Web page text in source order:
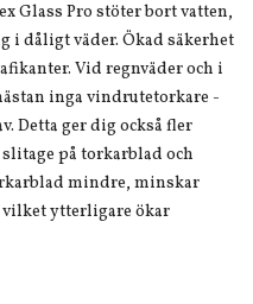
Glass Pro stöter bort vatten,
dåligt väder. Ökad säkerhet
Vid regnväder och i
inga vindrutetorkare -
Detta ger dig också fler
på torkarblad och
mindre, minskar
ytterligare ökar